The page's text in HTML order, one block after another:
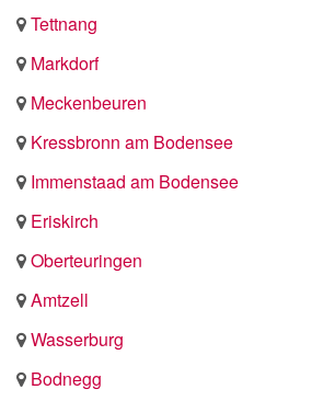
Tettnang
Markdorf
Meckenbeuren
Kressbronn am Bodensee
Immenstaad am Bodensee
Eriskirch
Oberteuringen
Amtzell
Wasserburg
Bodnegg